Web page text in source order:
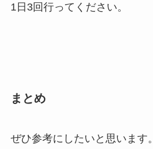
1日3回行ってください。
まとめ
ぜひ参考にしたいと思います。